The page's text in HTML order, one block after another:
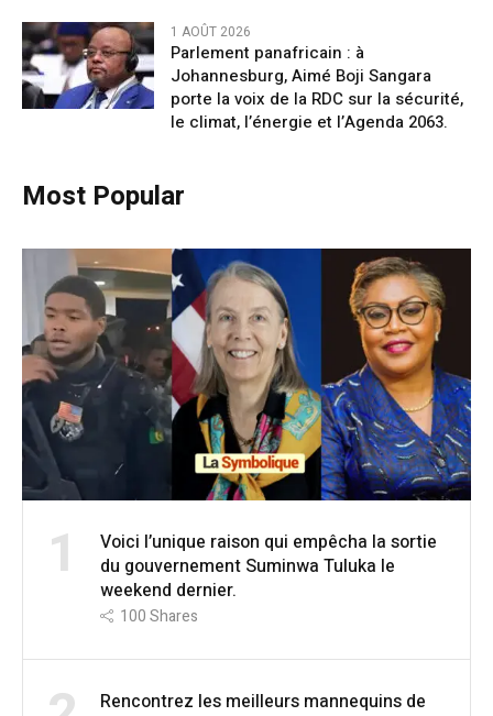
1 AOÛT 2026
Parlement panafricain : à
Johannesburg, Aimé Boji Sangara
porte la voix de la RDC sur la sécurité,
le climat, l’énergie et l’Agenda 2063.
Most Popular
1
Voici l’unique raison qui empêcha la sortie
du gouvernement Suminwa Tuluka le
weekend dernier.
100Shares
Rencontrez les meilleurs mannequins de